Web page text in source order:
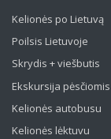
Kelionės po Lietuvą
Poilsis Lietuvoje
Skrydis + viešbutis
Ekskursija pėsčiomis
Kelionės autobusu
Kelionės lėktuvu